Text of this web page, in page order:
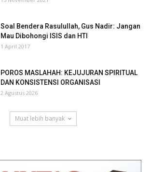
Soal Bendera Rasulullah, Gus Nadir: Jangan
Mau Dibohongi ISIS dan HTI
1 April 2017
POROS MASLAHAH: KEJUJURAN SPIRITUAL
DAN KONSISTENSI ORGANISASI
2 Agustus 2026
Muat lebih banyak